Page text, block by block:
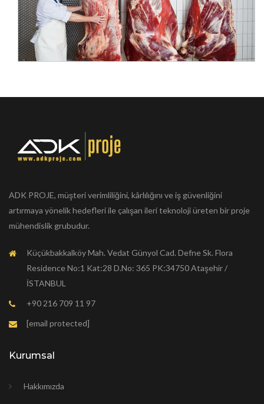
ADK PROJE, müşteri verimliliğini, kârlılığını ve iş güvenliğini
artırmaya yönelik hedefleri ile çalışan ileri teknoloji üreten bir proje
mühendislik grubudur.
Küçükbakkalköy Mah. Vedat Günyol Cad. Defne Sk. Flora
Residence No:1 Kat:28 D.No: 365 PK:34750 Ataşehir /
İSTANBUL
+90 216 709 11 97
[email protected]
Kurumsal
Hakkımızda